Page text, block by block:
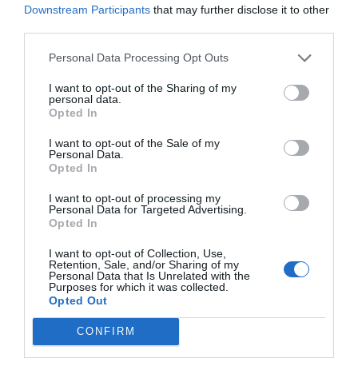
Downstream Participants that may further disclose it to other
Personal Data Processing Opt Outs
I want to opt-out of the Sharing of my
personal data.
Opted In
I want to opt-out of the Sale of my
Personal Data.
Opted In
I want to opt-out of processing my
Personal Data for Targeted Advertising.
Opted In
I want to opt-out of Collection, Use,
Retention, Sale, and/or Sharing of my
Personal Data that Is Unrelated with the
Purposes for which it was collected.
Opted Out
CONFIRM
Bino Drummond gör comeback -
Säkerhetslösningar i Norrtälje – allt
fler väljer inbrottslarm,
kameraövervakning och passersystem
Sport
Rospiggarna laddar för
hemmamatch mot serieledarna